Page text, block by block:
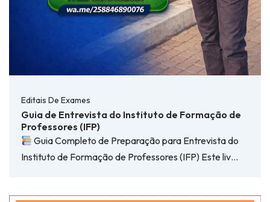
Editais De Exames
Guia de Entrevista do Instituto de Formação de
Professores (IFP)
Guia Completo de Preparação para Entrevista do
Instituto de Formação de Professores (IFP) Este liv…